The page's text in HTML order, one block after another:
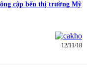
cập bến thị trường Mỹ
12/11/18